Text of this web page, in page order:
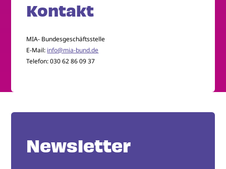
Kontakt
MIA- Bundesgeschäftsstelle
E-Mail: info@mia-bund.de
Telefon: 030 62 86 09 37
Newsletter